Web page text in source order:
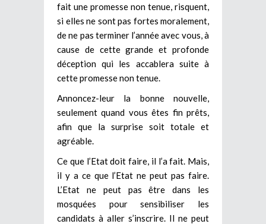
fait une promesse non tenue, risquent,
si elles ne sont pas fortes moralement,
de ne pas terminer l’année avec vous, à
cause de cette grande et profonde
déception qui les accablera suite à
cette promesse non tenue.
Annoncez-leur la bonne nouvelle,
seulement quand vous êtes fin prêts,
afin que la surprise soit totale et
agréable.
Ce que l’Etat doit faire, il l’a fait. Mais,
il y a ce que l’Etat ne peut pas faire.
L’Etat ne peut pas être dans les
mosquées pour sensibiliser les
candidats à aller s’inscrire. Il ne peut